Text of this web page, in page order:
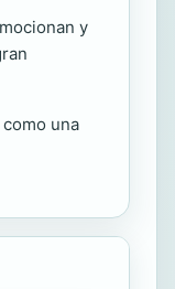
y
una